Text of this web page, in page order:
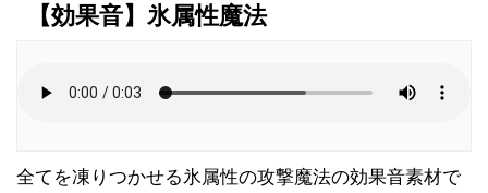
お問合せ
【効果音】氷属性魔法
全てを凍りつかせる氷属性の攻撃魔法の効果音素材で